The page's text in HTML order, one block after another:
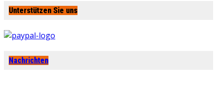
Unterstützen Sie uns
Nachrichten